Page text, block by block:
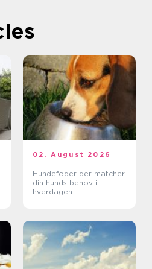
02. August 2026
Hundefoder der matcher
din hunds behov i
hverdagen